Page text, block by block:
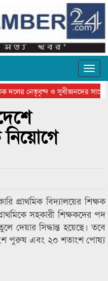
দলের নেতৃবৃন্দ ও সুধীজনদের সাথে
নিয়োগে
প্রাথমিক বিদ্যালয়ের শিক্ষক
সহকারী শিক্ষকদের পদ
দেয়ার সিদ্ধান্ত হয়েছে। তবে
পুরুষ এবং ২০ শতাংশ পোষ্য